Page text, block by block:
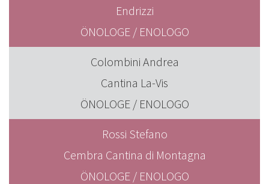
Endrizzi
ÖNOLOGE / ENOLOGO
Colombini Andrea
Cantina La-Vis
ÖNOLOGE / ENOLOGO
Rossi Stefano
Cembra Cantina di Montagna
ÖNOLOGE / ENOLOGO